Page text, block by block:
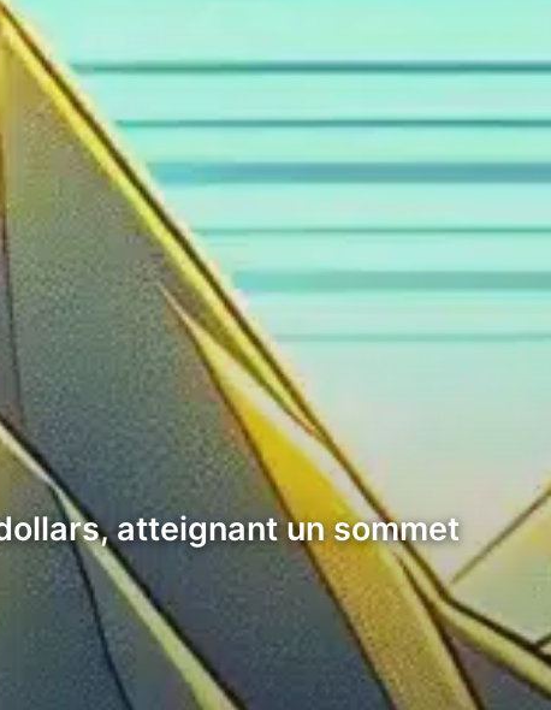
atteignant un sommet